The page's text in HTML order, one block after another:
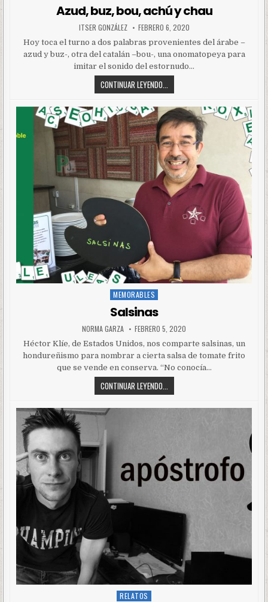
in
Azud, buz, bou, achú y chau
ITSER GONZÁLEZ FEBRERO 6, 2020
Hoy toca el turno a dos palabras provenientes del árabe –
azud y buz-, otra del catalán –bou-, una onomatopeya para
imitar el sonido del estornudo…
CONTINUAR LEYENDO...
Posted
in
MEMORABLES
Salsinas
NORMA GARZA FEBRERO 5, 2020
Héctor Klíe, de Estados Unidos, nos comparte salsinas, un
hondureñismo para nombrar a cierta salsa de tomate frito
que se vende en conserva. “No conocía…
CONTINUAR LEYENDO...
Posted
RELATOS